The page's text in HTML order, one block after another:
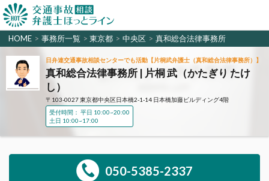
HOME > 事務所一覧 > 東京都 > 中央区 > 真和総合法律事務所
日弁連交通事故相談センターでも活動【片桐武弁護士（真和総合法律事務所）】
真和総合法律事務所 | 片桐 武（かたぎり たけ
し）
〒103-0027 東京都中央区日本橋2-1-14 日本橋加藤ビルディング4階
受付時間： 平日 10:00~20:00
土日 10:00~17:00
050-5385-2337